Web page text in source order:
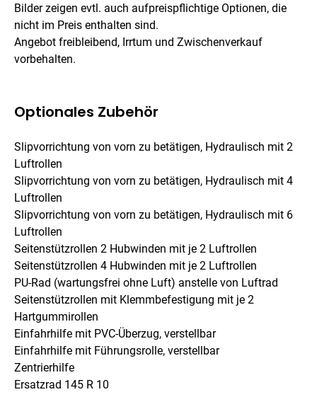
Bilder zeigen evtl. auch aufpreispflichtige Optionen, die
nicht im Preis enthalten sind.
Angebot freibleibend, Irrtum und Zwischenverkauf
vorbehalten.
Optionales Zubehör
Slipvorrichtung von vorn zu betätigen, Hydraulisch mit 2
Luftrollen
Slipvorrichtung von vorn zu betätigen, Hydraulisch mit 4
Luftrollen
Slipvorrichtung von vorn zu betätigen, Hydraulisch mit 6
Luftrollen
Seitenstützrollen 2 Hubwinden mit je 2 Luftrollen
Seitenstützrollen 4 Hubwinden mit je 2 Luftrollen
PU-Rad (wartungsfrei ohne Luft) anstelle von Luftrad
Seitenstützrollen mit Klemmbefestigung mit je 2
Hartgummirollen
Einfahrhilfe mit PVC-Überzug, verstellbar
Einfahrhilfe mit Führungsrolle, verstellbar
Zentrierhilfe
Ersatzrad 145 R 10